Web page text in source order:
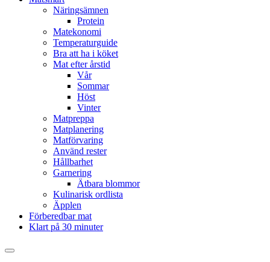
Näringsämnen
Protein
Matekonomi
Temperaturguide
Bra att ha i köket
Mat efter årstid
Vår
Sommar
Höst
Vinter
Matpreppa
Matplanering
Matförvaring
Använd rester
Hållbarhet
Garnering
Ätbara blommor
Kulinarisk ordlista
Äpplen
Förberedbar mat
Klart på 30 minuter
Slå